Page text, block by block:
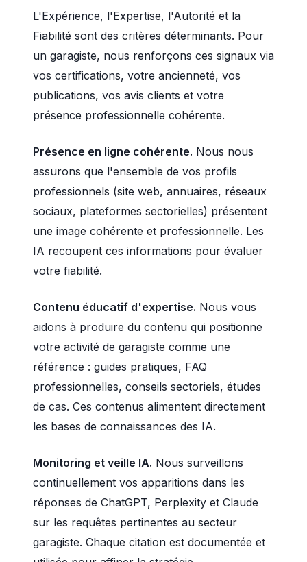
L'Expérience, l'Expertise, l'Autorité et la
Fiabilité sont des critères déterminants. Pour
un garagiste, nous renforçons ces signaux via
vos certifications, votre ancienneté, vos
publications, vos avis clients et votre
présence professionnelle cohérente.
Présence en ligne cohérente. Nous nous
assurons que l'ensemble de vos profils
professionnels (site web, annuaires, réseaux
sociaux, plateformes sectorielles) présentent
une image cohérente et professionnelle. Les
IA recoupent ces informations pour évaluer
votre fiabilité.
Contenu éducatif d'expertise. Nous vous
aidons à produire du contenu qui positionne
votre activité de garagiste comme une
référence : guides pratiques, FAQ
professionnelles, conseils sectoriels, études
de cas. Ces contenus alimentent directement
les bases de connaissances des IA.
Monitoring et veille IA. Nous surveillons
continuellement vos apparitions dans les
réponses de ChatGPT, Perplexity et Claude
sur les requêtes pertinentes au secteur
garagiste. Chaque citation est documentée et